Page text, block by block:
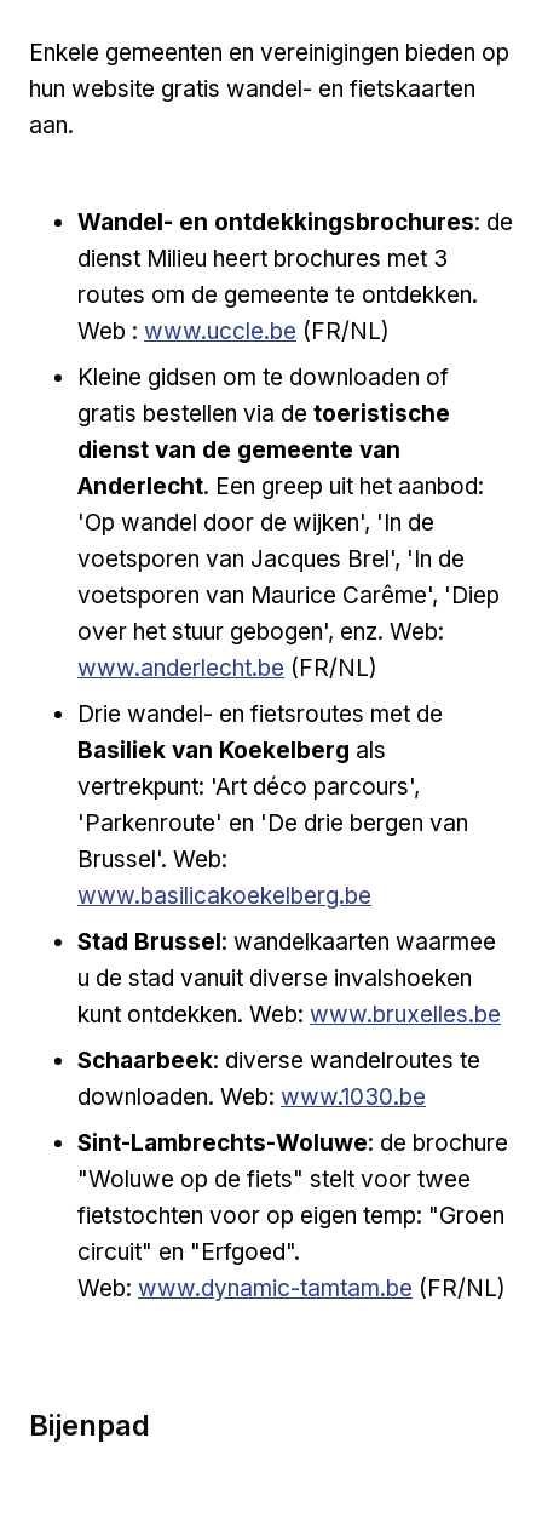
Enkele gemeenten en vereinigingen bieden op
hun website gratis wandel- en fietskaarten
aan.
Wandel- en ontdekkingsbrochures: de
dienst Milieu heert brochures met 3
routes om de gemeente te ontdekken.
Web : Externe link
www.uccle.be (FR/NL)
Kleine gidsen om te downloaden of
gratis bestellen via de toeristische
dienst van de gemeente van
Anderlecht. Een greep uit het aanbod:
'Op wandel door de wijken', 'In de
voetsporen van Jacques Brel', 'In de
voetsporen van Maurice Carême', 'Diep
over het stuur gebogen', enz. Web:
www.anderlecht.be (FR/NL)
Drie wandel- en fietsroutes met de
Basiliek van Koekelberg als
vertrekpunt: 'Art déco parcours',
'Parkenroute' en 'De drie bergen van
Brussel'. Web:
www.basilicakoekelberg.be
Stad Brussel: wandelkaarten waarmee
u de stad vanuit diverse invalshoeken
kunt ontdekken. Web: Externe link
www.bruxelles.be
Schaarbeek: diverse wandelroutes te
downloaden. Web: Externe link
www.1030.be
Sint-Lambrechts-Woluwe: de brochure
"Woluwe op de fiets" stelt voor twee
fietstochten voor op eigen temp: "Groen
circuit" en "Erfgoed".
Web: Externe link
www.dynamic-tamtam.be (FR/NL)
Bijenpad